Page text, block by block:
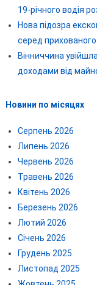
19-річного водія
Нова підозра
серед
Вінниччина
доходами від
Новини по місяцях
Серпень 2026
Липень 2026
Червень 2026
Травень 2026
Квітень 2026
Березень 2026
Лютий 2026
Січень 2026
Грудень 2025
Листопад 2025